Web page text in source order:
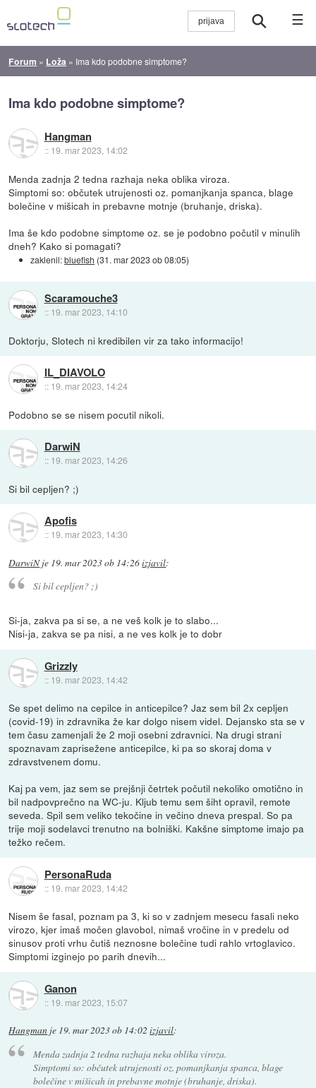
☰
Forum » Loža » Ima kdo podobne simptome?
Ima kdo podobne simptome?
Hangman
:: 19. mar 2023, 14:02
Menda zadnja 2 tedna razhaja neka oblika viroza.
Simptomi so: občutek utrujenosti oz. pomanjkanja spanca, blage
bolečine v mišicah in prebavne motnje (bruhanje, driska).
Ima še kdo podobne simptome oz. se je podobno počutil v minulih
dneh? Kako si pomagati?
zaklenil:bluefish (31. mar 2023 ob 08:05)
Scaramouche3
:: 19. mar 2023, 14:10
Doktorju, Slotech ni kredibilen vir za tako informacijo!
IL_DIAVOLO
:: 19. mar 2023, 14:24
Podobno se se nisem pocutil nikoli.
DarwiN
:: 19. mar 2023, 14:26
Si bil cepljen? ;)
Apofis
:: 19. mar 2023, 14:30
DarwiNje 19. mar 2023 ob 14:26izjavil:
Si bil cepljen? ;)
Si-ja, zakva pa si se, a ne veš kolk je to slabo...
Nisi-ja, zakva se pa nisi, a ne ves kolk je to dobr
Grizzly
:: 19. mar 2023, 14:42
Se spet delimo na cepilce in anticepilce? Jaz sem bil 2x cepljen
(covid-19) in zdravnika že kar dolgo nisem videl. Dejansko sta se v
tem času zamenjali že 2 moji osebni zdravnici. Na drugi strani
spoznavam zaprisežene anticepilce, ki pa so skoraj doma v
zdravstvenem domu.
Kaj pa vem, jaz sem se prejšnji četrtek počutil nekoliko omotično in
bil nadpovprečno na WC-ju. Kljub temu sem šiht opravil, remote
seveda. Spil sem veliko tekočine in večino dneva prespal. So pa
trije moji sodelavci trenutno na bolniški. Kakšne simptome imajo pa
težko rečem.
PersonaRuda
:: 19. mar 2023, 14:42
Nisem še fasal, poznam pa 3, ki so v zadnjem mesecu fasali neko
virozo, kjer imaš močen glavobol, nimaš vročine in v predelu od
sinusov proti vrhu čutiš neznosne bolečine tudi rahlo vrtoglavico.
Simptomi izginejo po parih dnevih...
Ganon
:: 19. mar 2023, 15:07
Hangman je 19. mar 2023 ob 14:02 izjavil:
Menda zadnja 2 tedna razhaja neka oblika viroza.
Simptomi so: občutek utrujenosti oz. pomanjkanja spanca, blage
bolečine v mišicah in prebavne motnje (bruhanje, driska).